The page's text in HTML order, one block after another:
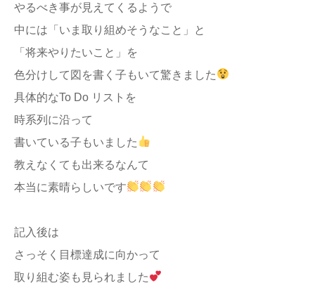
やるべき事が見えてくるようで
中には「いま取り組めそうなこと」と
「将来やりたいこと」を
色分けして図を書く子もいて驚きました
具体的なTo Do リストを
時系列に沿って
書いている子もいました
教えなくても出来るなんて
本当に素晴らしいです
記入後は
さっそく目標達成に向かって
取り組む姿も見られました